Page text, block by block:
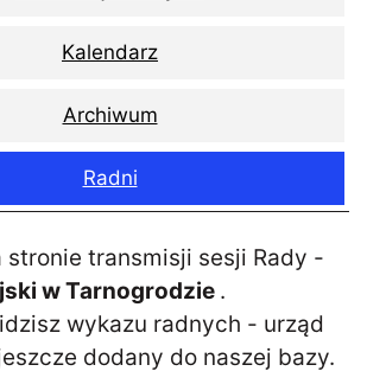
Kalendarz
Archiwum
Radni
stronie transmisji sesji Rady -
w Tarnogrodzie .
wykazu radnych - urząd
dodany do naszej bazy.